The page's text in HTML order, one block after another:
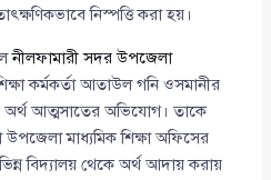
নিস্পত্তি করা হয়।
নীলফামারী সদর উপজেলা
কর্মকর্তা আতাউল গনি ওসমানীর
অর্থ আত্মসাতের অভিযোগ। তাকে
মাধ্যমিক শিক্ষা অফিসের
বিদ্যালয় থেকে অর্থ আদায় করায়